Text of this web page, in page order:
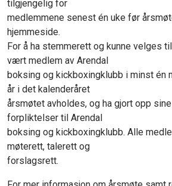
tilgjengelig for
medlemmene senest én uke før
hjemmeside.
For å ha stemmerett og kunne velges
vært medlem av Arendal
boksing og kickboxingklubb i minst én
år i det kalenderåret
årsmøtet avholdes, og ha gjort opp
forpliktelser til Arendal
boksing og kickboxingklubb. Alle
møterett, talerett og
forslagsrett.